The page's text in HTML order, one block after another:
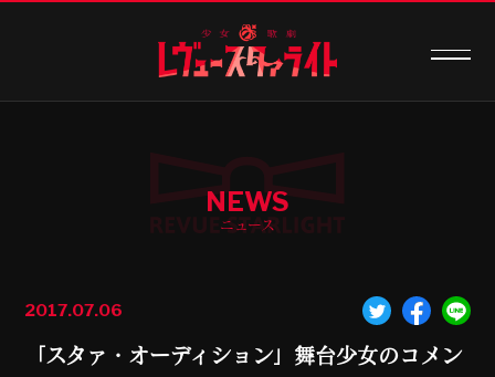
NEWS
ニュース
2017.07.06
「スタァ・オーディション」舞台少女のコメン